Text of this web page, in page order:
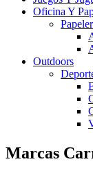
Oficina Y
Outdoors
Marcas